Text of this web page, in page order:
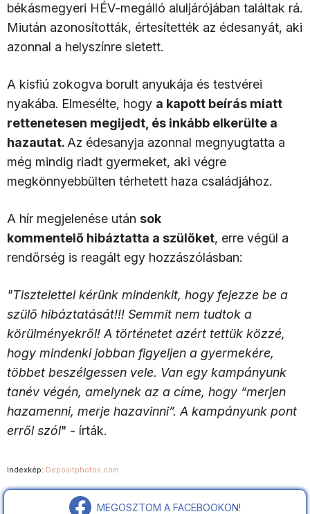
békásmegyeri HÉV-megálló aluljárójában találtak rá.
Miután azonosították, értesítették az édesanyát, aki
azonnal a helyszínre sietett.
A kisfiú zokogva borult anyukája és testvérei
nyakába. Elmesélte, hogy a kapott beírás miatt
rettenetesen megijedt, és inkább elkerülte a
hazautat. Az édesanyja azonnal megnyugtatta a
még mindig riadt gyermeket, aki végre
megkönnyebbülten térhetett haza családjához.
A hír megjelenése után sok
kommentelő hibáztatta a szülőket, erre végül a
rendőrség is reagált egy hozzászólásban:
"Tisztelettel kérünk mindenkit, hogy fejezze be a
szülő hibáztatását!!! Semmit nem tudtok a
körülményekről! A történetet azért tettük közzé,
hogy mindenki jobban figyeljen a gyermekére,
többet beszélgessen vele. Van egy kampányunk
tanév végén, amelynek az a címe, hogy “merjen
hazamenni, merje hazavinni”. A kampányunk pont
erről szól" - írták.
Indexkép: Depositphotos.com
MEGOSZTOM A FACEBOOKON!